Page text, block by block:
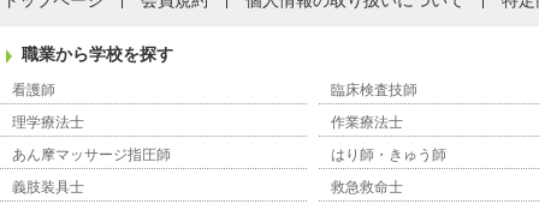
職業から学校を探す
看護師
臨床検査技師
理学療法士
作業療法士
あん摩マッサージ指圧師
はり師・きゅう師
義肢装具士
救急救命士